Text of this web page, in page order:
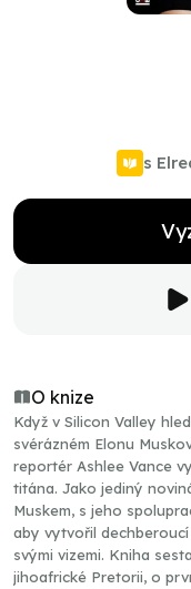
s
O knize
Když v Silicon Valley
svérázném Elonu
reportér Ashlee Vance
titána. Jako jediný
Muskem, s jeho
aby vytvořil
svými vizemi. Kniha
jihoafrické Pretorii, o